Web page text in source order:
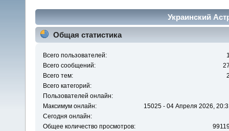
Украинский
Общая статистика
Всего пользователей:
Всего сообщений:
Всего тем:
Всего категорий:
Пользователей онлайн:
Максимум онлайн:
15025 - 04 Апреля 2026,
Сегодня онлайн:
Общее количество просмотров: